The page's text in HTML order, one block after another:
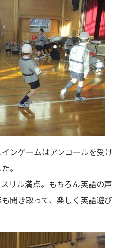
ンゲームはアンコールを受け
。
リル満点。もちろん英語の声
聞き取って、楽しく英語遊び